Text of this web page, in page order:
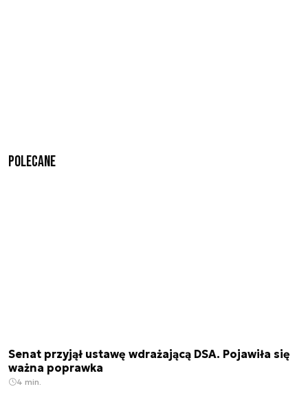
Polecane
Senat przyjął ustawę wdrażającą DSA. Pojawiła się
ważna poprawka
4 min.